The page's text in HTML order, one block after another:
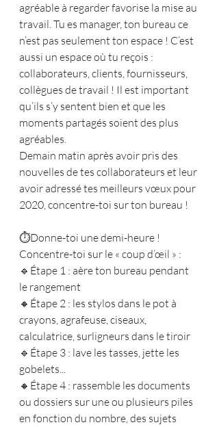
agréable à regarder favorise la mise au
travail. Tu es manager, ton bureau ce
n’est pas seulement ton espace ! C’est
aussi un espace où tu reçois :
collaborateurs, clients, fournisseurs,
collègues de travail ! Il est important
qu’ils s’y sentent bien et que les
moments partagés soient des plus
agréables.
Demain matin après avoir pris des
nouvelles de tes collaborateurs et leur
avoir adressé tes meilleurs vœux pour
2020, concentre-toi sur ton bureau !
⏱Donne-toi une demi-heure !
Concentre-toi sur le « coup d’œil » :
🔹Étape 1 : aère ton bureau pendant
le rangement
🔸Étape 2 : les stylos dans le pot à
crayons, agrafeuse, ciseaux,
calculatrice, surligneurs dans le tiroir
🔹Étape 3 : lave les tasses, jette les
gobelets...
🔸Étape 4 : rassemble les documents
ou dossiers sur une ou plusieurs piles
en fonction du nombre, des sujets